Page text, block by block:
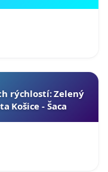
rýchlostí: Zelený
Košice - Šaca